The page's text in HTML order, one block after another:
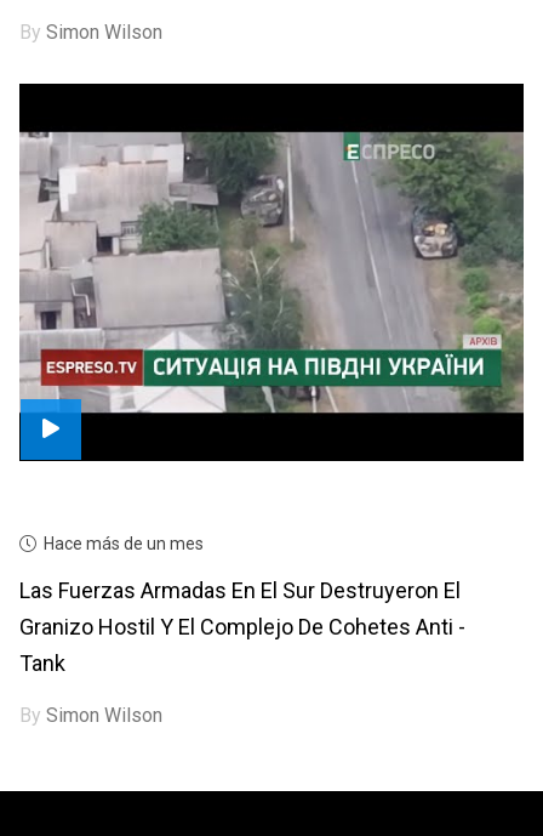
BySimon Wilson
Hace más de un mes
Las Fuerzas Armadas En El Sur Destruyeron El
Granizo Hostil Y El Complejo De Cohetes Anti -
Tank
BySimon Wilson